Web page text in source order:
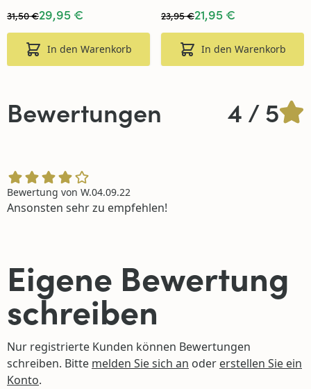
29,95 €
31,50 €
In den Warenkorb
21,95 €
23,95 €
In den Warenkorb
Bewertungen 4 / 5
Bewertung von W.4. September 2022
04.09.22
Ansonsten sehr zu empfehlen!
Eigene Bewertung
schreiben
Nur registrierte Kunden können Bewertungen
schreiben. Bitte melden Sie sich an oder erstellen Sie ein
Konto.